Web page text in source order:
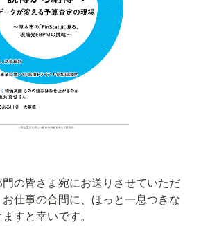
の皆さま宛にお送りさせていただ
仕事の合間に、ほっと一息つきな
すと幸いです。